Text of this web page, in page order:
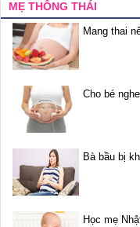
MẸ THÔNG THÁI
Mang thai
Cho bé
Bà bầu bị
Học mẹ